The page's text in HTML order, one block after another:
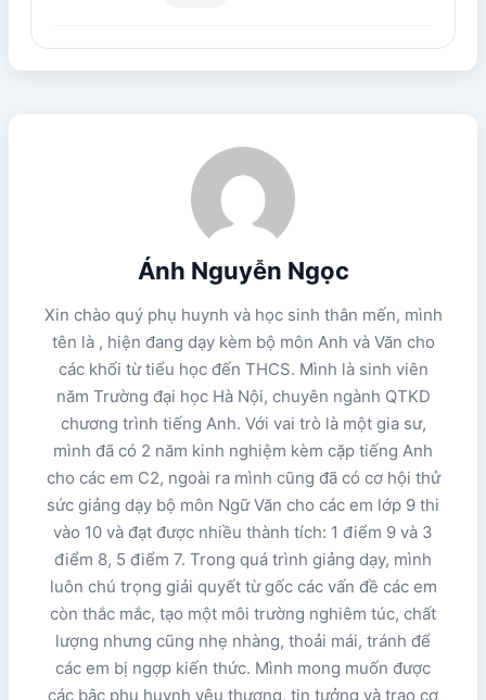
Ánh Nguyễn Ngọc
Xin chào quý phụ huynh và học sinh thân mến, mình
tên là , hiện đang dạy kèm bộ môn Anh và Văn cho
các khối từ tiểu học đến THCS. Mình là sinh viên
năm Trường đại học Hà Nội, chuyên ngành QTKD
chương trình tiếng Anh. Với vai trò là một gia sư,
mình đã có 2 năm kinh nghiệm kèm cặp tiếng Anh
cho các em C2, ngoài ra mình cũng đã có cơ hội thử
sức giảng dạy bộ môn Ngữ Văn cho các em lớp 9 thi
vào 10 và đạt được nhiều thành tích: 1 điểm 9 và 3
điểm 8, 5 điểm 7. Trong quá trình giảng dạy, mình
luôn chú trọng giải quyết từ gốc các vấn đề các em
còn thắc mắc, tạo một môi trường nghiêm túc, chất
lượng nhưng cũng nhẹ nhàng, thoải mái, tránh để
các em bị ngợp kiến thức. Mình mong muốn được
các bậc phụ huynh yêu thương, tin tưởng và trao cơ